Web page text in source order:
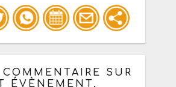
infos ci-dessous pour un
forum / réseau social
SUR
ÉVÈNEMENT,